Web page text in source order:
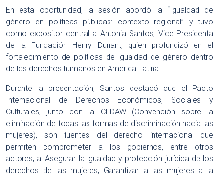
En esta oportunidad, la sesión abordó la “Igualdad de
género en políticas públicas: contexto regional” y tuvo
como expositor central a Antonia Santos, Vice Presidenta
de la Fundación Henry Dunant, quien profundizó en el
fortalecimiento de políticas de igualdad de género dentro
de los derechos humanos en América Latina.
Durante la presentación, Santos destacó que el Pacto
Internacional de Derechos Económicos, Sociales y
Culturales, junto con la CEDAW (Convención sobre la
eliminación de todas las formas de discriminación hacia las
mujeres), son fuentes del derecho internacional que
permiten comprometer a los gobiernos, entre otros
actores, a: Asegurar la igualdad y protección jurídica de los
derechos de las mujeres; Garantizar a las mujeres a la